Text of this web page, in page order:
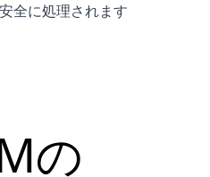
全に処理されます
の